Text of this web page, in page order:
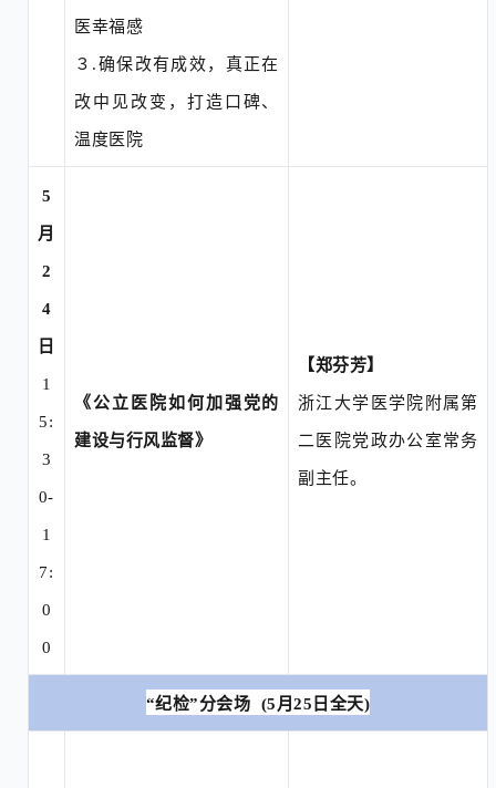
医幸福感
３ .确保改有成效，真正在
改中见改变，打造口碑、
温度医院
5
月
2
4
日
1
5:
3
0-
1
7:
0
0
《公立医院如何加强党的
建设与行风监督》
【郑芬芳】
浙江大学医学院附属第
二医院党政办公室常务
副主任。
“纪检”分会场 (5月25 日 全天)